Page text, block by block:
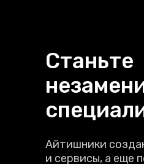
Станьте
Айтишники
и сервисы, а еще